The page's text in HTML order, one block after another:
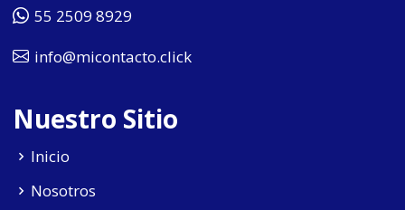
55 2509 8929
info@micontacto.click
Nuestro Sitio
Inicio
Nosotros